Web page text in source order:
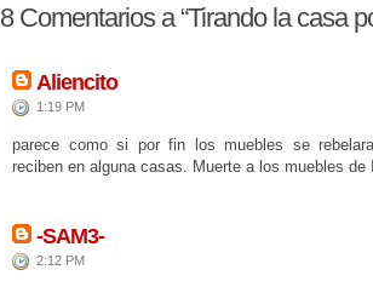
8Comentarios a “Tirando la casa
Aliencito
1:19 PM
parece como si por fin los muebles se
reciben en alguna casas. Muerte a los muebles
-SAM3-
2:12 PM